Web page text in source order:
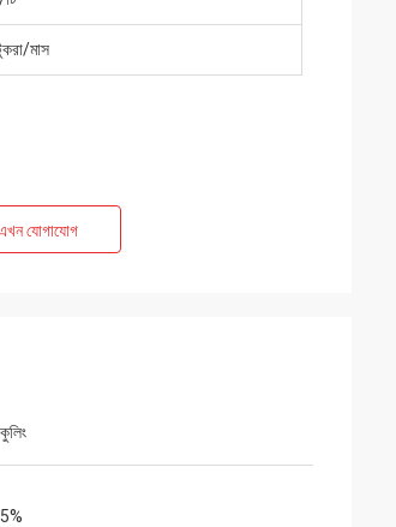
আমরা আমাদের অ্যাসেম্বলি লাইনের জন্য একটি গুরুত্বপূর্ণ
VFD প্রতিস্থাপনের জন্য inverters-vfd.com-এর
মাস
যোগাযোগ